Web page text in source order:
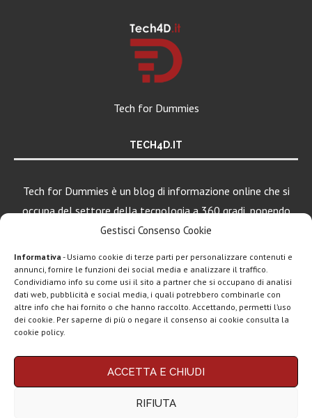
Gestisci Consenso Cookie
Informativa - Usiamo cookie di terze parti per personalizzare contenuti e
annunci, fornire le funzioni dei social media e analizzare il traffico.
Condividiamo info su come usi il sito a partner che si occupano di analisi
dati web, pubblicità e social media, i quali potrebbero combinarle con
altre info che hai fornito o che hanno raccolto. Accettando, permetti l’uso
dei cookie. Per saperne di più o negare il consenso ai cookie consulta la
cookie policy.
ACCETTA E CHIUDI
RIFIUTA
Tech for Dummies
TECH4D.IT
Tech for Dummies è un blog di informazione online che si
occupa del settore della tecnologia a 360 gradi, ponendo
una particolare attenzione al mondo Android, Apple e
Chi siamo Contatti Disclaimer Privacy policy
Questo blog non rappresenta una testata giornalistica in quanto viene aggiornato
LEGGI ANCHE
Google lancia
Search Live con
Rassegna stampa